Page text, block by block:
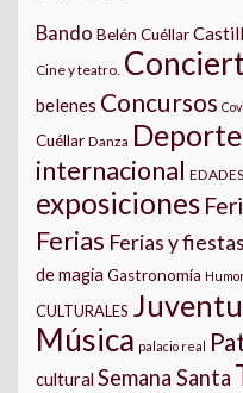
Bando Belén Cuéllar
Cine y teatro.
belenes Concursos
Cuéllar Danza
internacional
exposiciones
Ferias Ferias y fiestas
de magia Gastronomía
CULTURALES
Música palacio real
cultural Semana Santa